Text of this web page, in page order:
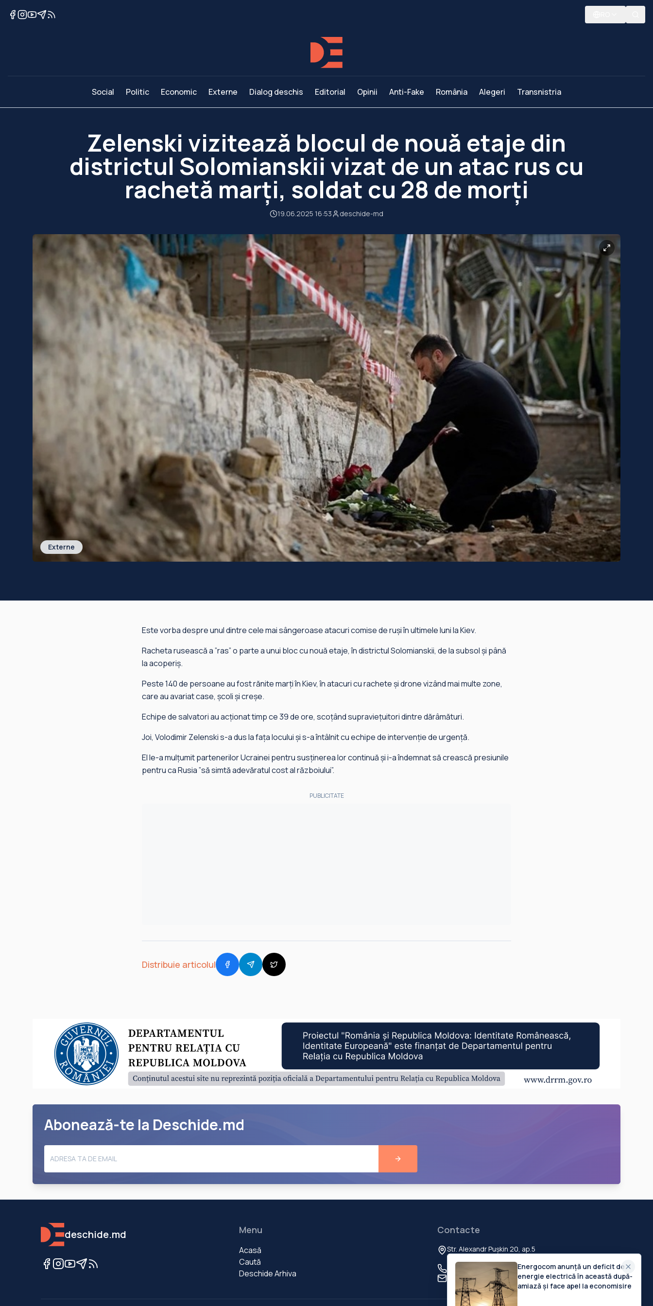
Social Politic Economic Externe Dialog deschis Editorial Opinii Anti-Fake România Alegeri Transnistria
Zelenski vizitează blocul de nouă etaje din
districtul Solomianskii vizat de un atac rus cu
rachetă marţi, soldat cu 28 de morţi
19.06.2025 16:53 deschide-md
Externe
Este vorba despre unul dintre cele mai sângeroase atacuri comise de ruşi în ultimele luni la Kiev.
Racheta rusească a ”ras” o parte a unui bloc cu nouă etaje, în districtul Solomianskii, de la subsol şi până
la acoperiş.
Peste 140 de persoane au fost rănite marţi în Kiev, în atacuri cu rachete şi drone vizând mai multe zone,
care au avariat case, şcoli şi creşe.
Echipe de salvatori au acţionat timp ce 39 de ore, scoţând supravieţuitori dintre dărâmături.
Joi, Volodimir Zelenski s-a dus la faţa locului şi s-a întâlnit cu echipe de intervenţie de urgenţă.
El le-a mulţumit partenerilor Ucrainei pentru susţinerea lor continuă şi i-a îndemnat să crească presiunile
pentru ca Rusia ”să simtă adevăratul cost al războiului”.
PUBLICITATE
Distribuie articolul
Abonează-te la Deschide.md
deschide.md Menu
Acasă
Caută
Deschide Arhiva
Contacte
Str. Alexandr Pușkin 20, ap.5
Chisinau, MD-2012, Republica Moldova
+373 60 103 111
contact@deschide.md
Energocom anunță un deficit de
energie electrică în această după-
amiază și face apel la economisire